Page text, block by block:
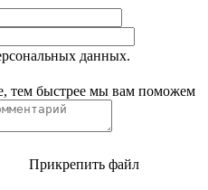
данных.
тем быстрее мы вам поможем
Прикрепить файл